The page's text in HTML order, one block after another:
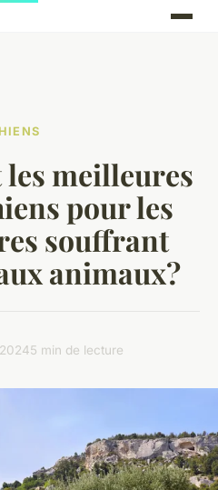
meilleures
pour les
souffrant
animaux?
5 min de lecture